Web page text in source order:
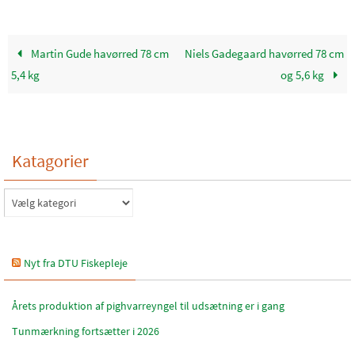
Martin Gude havørred 78 cm
5,4 kg
Niels Gadegaard havørred 78 cm
og 5,6 kg
Katagorier
Katagorier
Nyt fra DTU Fiskepleje
Årets produktion af pighvarreyngel til udsætning er i gang
Tunmærkning fortsætter i 2026